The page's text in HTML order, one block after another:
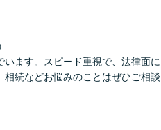
います。スピード重視で、法律面
続などお悩みのことはぜひご相談